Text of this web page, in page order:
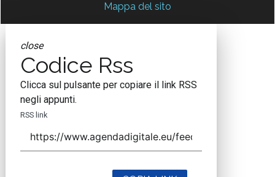
Mappa del sito
close
Codice Rss
Clicca sul pulsante per copiare il link RSS
negli appunti.
RSS link